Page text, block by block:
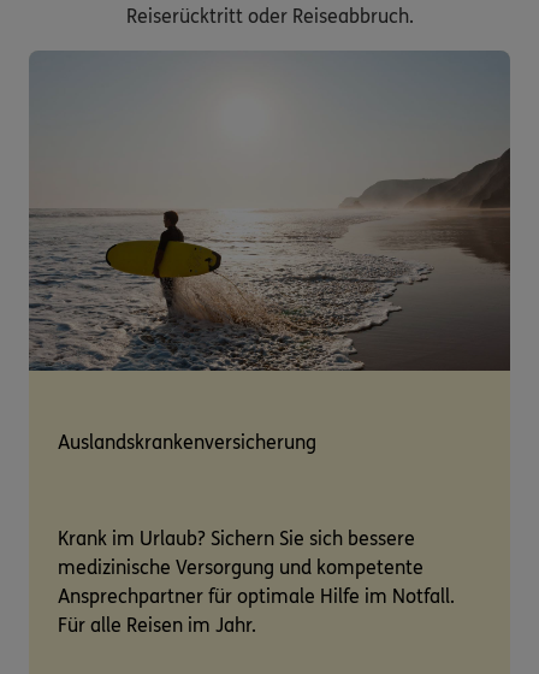
Reiserücktritt oder Reiseabbruch.
Auslandskrankenversicherung
Krank im Urlaub? Sichern Sie sich bessere
medizinische Versorgung und kompetente
Ansprechpartner für optimale Hilfe im Notfall.
Für alle Reisen im Jahr.